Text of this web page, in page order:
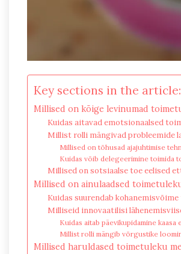
Key sections in the article:
Millised on kõige levinumad
Kuidas aitavad emotsionaalsed
Millist rolli mängivad probleemide
Millised on tõhusad ajajuhtimise
Kuidas võib delegeerimine toimida
Millised on sotsiaalse toe eelised
Millised on ainulaadsed
Kuidas suurendab
Milliseid innovaatilisi
Kuidas aitab päevikupidamine
Millist rolli mängib võrgustike
Millised haruldased toimetuleku